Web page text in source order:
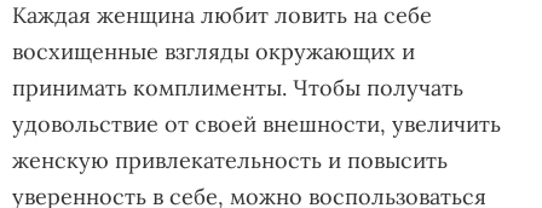
Каждая женщина любит ловить на себе
восхищенные взгляды окружающих и
принимать комплименты. Чтобы получать
удовольствие от своей внешности, увеличить
женскую привлекательность и повысить
уверенность в себе, можно воспользоваться